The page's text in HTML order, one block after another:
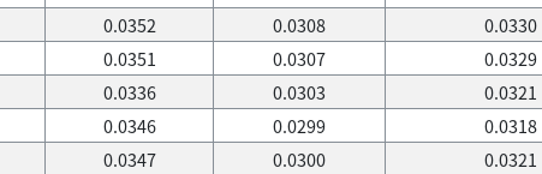
0.0352 0.0308
0.0330
0.0351 0.0307
0.0329
0.0336 0.0303
0.0321
0.0346 0.0299
0.0318
0.0347 0.0300
0.0321